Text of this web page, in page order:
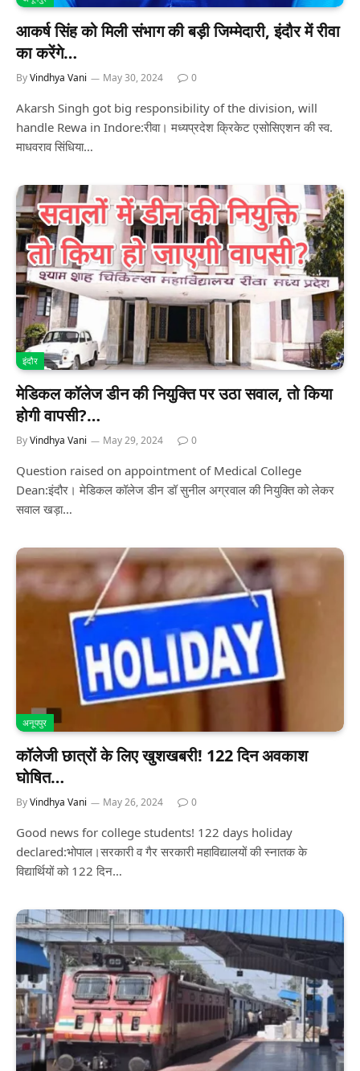
आकर्ष सिंह को मिली संभाग की बड़ी जिम्मेदारी, इंदौर में रीवा
का करेंगे…
ByVindhya Vani May 30, 2024 0
Akarsh Singh got big responsibility of the division, will
handle Rewa in Indore:रीवा। मध्यप्रदेश क्रिकेट एसोसिएशन की स्व.
माधवराव सिंधिया…
इंदौर
मेडिकल कॉलेज डीन की नियुक्ति पर उठा सवाल, तो किया
होगी वापसी?…
ByVindhya Vani May 29, 2024 0
Question raised on appointment of Medical College
Dean:इंदौर। मेडिकल कॉलेज डीन डॉ सुनील अग्रवाल की नियुक्ति को लेकर
सवाल खड़ा…
अनूपपुर
कॉलेजी छात्रों के लिए खुशखबरी! 122 दिन अवकाश
घोषित…
ByVindhya Vani May 26, 2024 0
Good news for college students! 122 days holiday
declared:भोपाल।सरकारी व गैर सरकारी महाविद्यालयों की स्नातक के
विद्यार्थियों को 122 दिन…